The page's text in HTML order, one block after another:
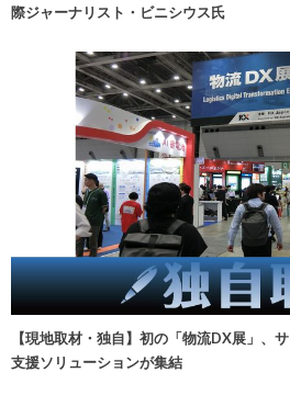
際ジャーナリスト・ビニシウス氏
【現地取材・独自】初の「物流DX展」、
支援ソリューションが集結